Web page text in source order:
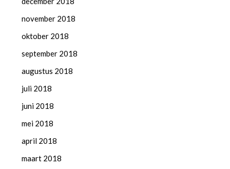
november 2018
oktober 2018
september 2018
augustus 2018
juli 2018
juni 2018
mei 2018
april 2018
maart 2018